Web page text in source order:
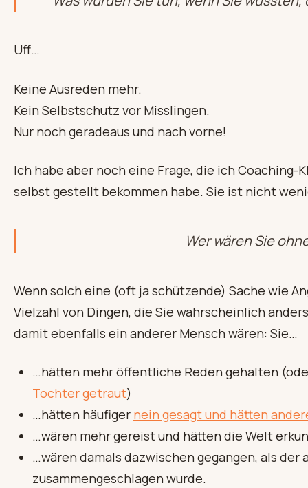
Uff…
Keine Ausreden mehr.
Kein Selbstschutz vor Misslingen.
Nur noch geradeaus und nach vorne!
Ich habe aber noch eine Frage, die ich
selbst gestellt bekommen habe. Sie ist nicht
Wer wären Sie
Wenn solch eine (oft ja schützende) Sache wie
Vielzahl von Dingen, die Sie wahrscheinlich
damit ebenfalls ein anderer Mensch wären: Sie…
…hätten mehr öffentliche Reden gehalten
Tochter getraut)
…hätten häufiger nein gesagt und hätten
…wären mehr gereist und hätten die Welt
…wären damals dazwischen gegangen, als
zusammengeschlagen wurde.